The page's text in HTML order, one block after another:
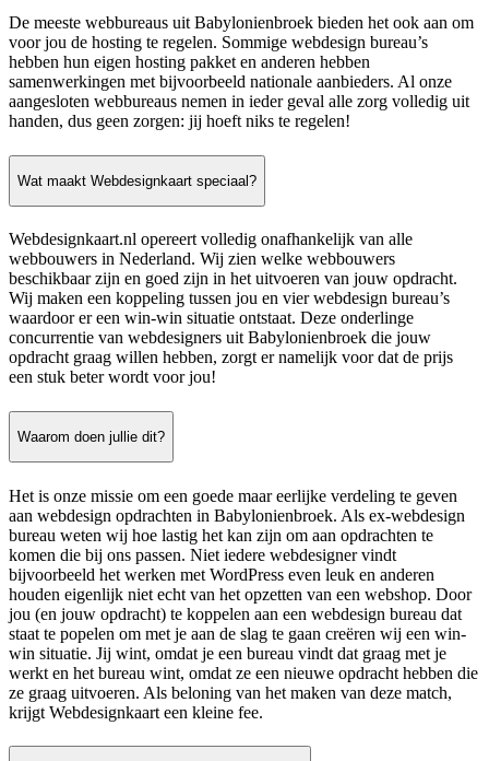
De meeste webbureaus uit Babylonienbroek bieden het ook aan om
voor jou de hosting te regelen. Sommige webdesign bureau’s
hebben hun eigen hosting pakket en anderen hebben
samenwerkingen met bijvoorbeeld nationale aanbieders. Al onze
aangesloten webbureaus nemen in ieder geval alle zorg volledig uit
handen, dus geen zorgen: jij hoeft niks te regelen!
Wat maakt Webdesignkaart speciaal?
Webdesignkaart.nl opereert volledig onafhankelijk van alle
webbouwers in Nederland. Wij zien welke webbouwers
beschikbaar zijn en goed zijn in het uitvoeren van jouw opdracht.
Wij maken een koppeling tussen jou en vier webdesign bureau’s
waardoor er een win-win situatie ontstaat. Deze onderlinge
concurrentie van webdesigners uit Babylonienbroek die jouw
opdracht graag willen hebben, zorgt er namelijk voor dat de prijs
een stuk beter wordt voor jou!
Waarom doen jullie dit?
Het is onze missie om een goede maar eerlijke verdeling te geven
aan webdesign opdrachten in Babylonienbroek. Als ex-webdesign
bureau weten wij hoe lastig het kan zijn om aan opdrachten te
komen die bij ons passen. Niet iedere webdesigner vindt
bijvoorbeeld het werken met WordPress even leuk en anderen
houden eigenlijk niet echt van het opzetten van een webshop. Door
jou (en jouw opdracht) te koppelen aan een webdesign bureau dat
staat te popelen om met je aan de slag te gaan creëren wij een win-
win situatie. Jij wint, omdat je een bureau vindt dat graag met je
werkt en het bureau wint, omdat ze een nieuwe opdracht hebben die
ze graag uitvoeren. Als beloning van het maken van deze match,
krijgt Webdesignkaart een kleine fee.